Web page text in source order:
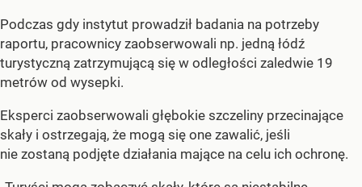
Podczas gdy instytut prowadził badania na potrzeby
raportu, pracownicy zaobserwowali np. jedną łódź
turystyczną zatrzymującą się w odległości zaledwie 19
metrów od wysepki.
Eksperci zaobserwowali głębokie szczeliny przecinające
skały i ostrzegają, że mogą się one zawalić, jeśli
nie zostaną podjęte działania mające na celu ich ochronę.